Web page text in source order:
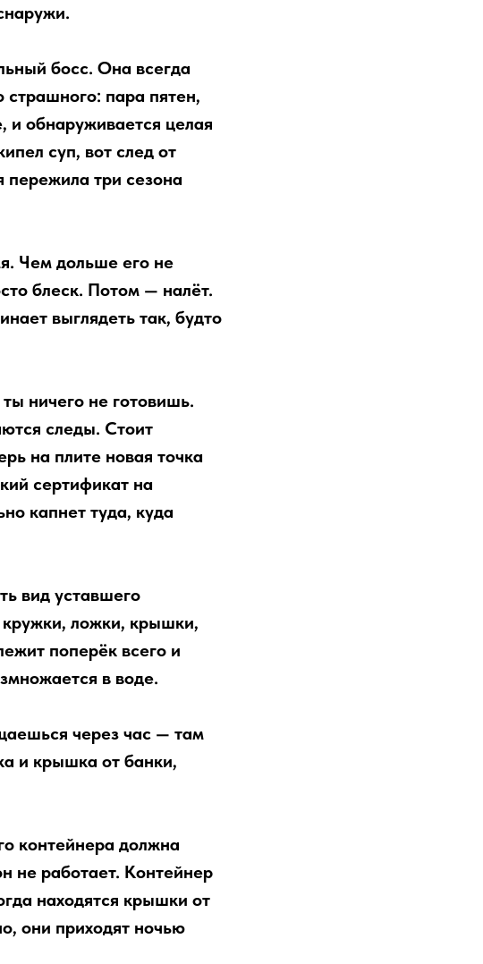
босс. Она всегда
страшного: пара пятен,
и обнаруживается целая
суп, вот след от
пережила три сезона
Чем дольше его не
блеск. Потом — налёт.
выглядеть так, будто
ничего не готовишь.
следы. Стоит
на плите новая точка
сертификат на
капнет туда, куда
вид уставшего
кружки, ложки, крышки,
поперёк всего и
в воде.
через час — там
и крышка от банки,
контейнера должна
не работает. Контейнер
находятся крышки от
они приходят ночью